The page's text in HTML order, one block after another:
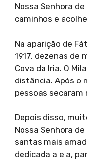
Nossa Senhora
caminhos e
Na aparição de
1917, dezenas de
Cova da Iria. O
distância. Após o
pessoas secaram
Depois disso,
Nossa Senhora
santas mais
dedicada a ela,